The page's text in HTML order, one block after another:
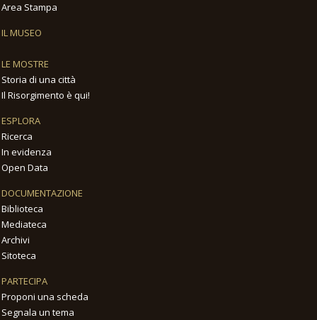
Area Stampa
IL MUSEO
LE MOSTRE
Storia di una città
Il Risorgimento è qui!
ESPLORA
Ricerca
In evidenza
Open Data
DOCUMENTAZIONE
Biblioteca
Mediateca
Archivi
Sitoteca
PARTECIPA
Proponi una scheda
Segnala un tema